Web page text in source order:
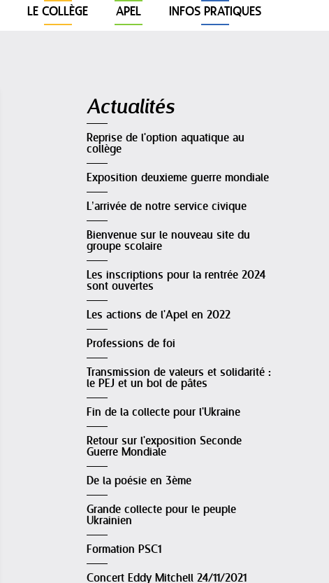
LE COLLÈGE APEL INFOS PRATIQUES
Actualités
Reprise de l'option aquatique au
collège
Exposition deuxieme guerre mondiale
L’arrivée de notre service civique
Bienvenue sur le nouveau site du
groupe scolaire
Les inscriptions pour la rentrée 2024
sont ouvertes
Les actions de l'Apel en 2022
Professions de foi
Transmission de valeurs et solidarité :
le PEJ et un bol de pâtes
Fin de la collecte pour l'Ukraine
Retour sur l'exposition Seconde
Guerre Mondiale
De la poésie en 3ème
Grande collecte pour le peuple
Ukrainien
Formation PSC1
Concert Eddy Mitchell 24/11/2021